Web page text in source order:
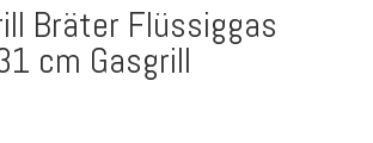
Bräter Flüssiggas
cm Gasgrill